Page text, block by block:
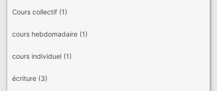
Cours collectif (1)
cours hebdomadaire (1)
cours individuel (1)
écriture (3)